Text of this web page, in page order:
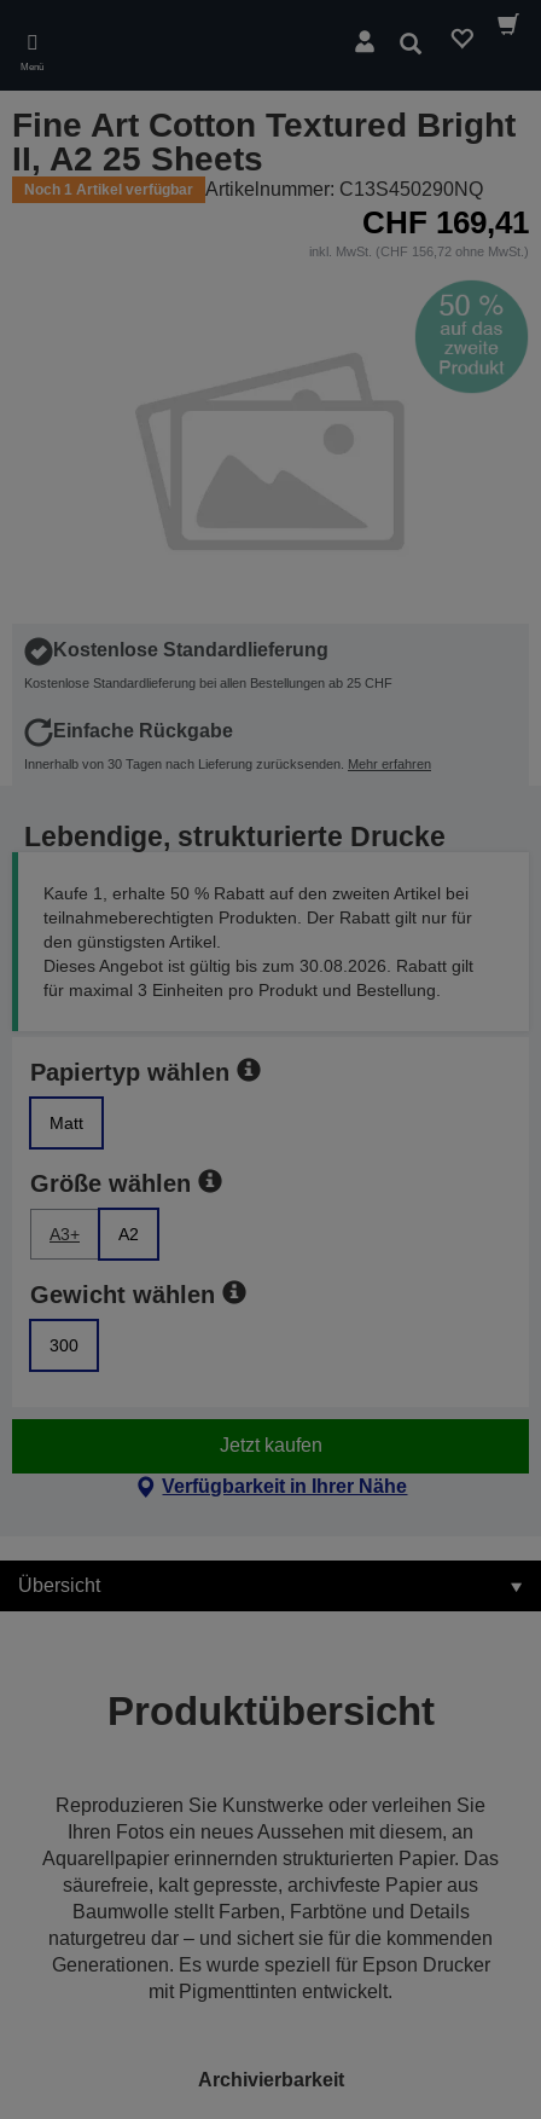
main
content
Menü
Suchen
Fine Art Cotton Textured Bright
II, A2 25 Sheets
Noch 1 Artikel verfügbar Artikelnummer: C13S450290NQ
CHF 169,41
inkl. MwSt. (CHF 156,72 ohne MwSt.)
Kostenlose Standardlieferung
Kostenlose Standardlieferung bei allen Bestellungen ab 25 CHF
Einfache Rückgabe
Innerhalb von 30 Tagen nach Lieferung zurücksenden. Mehr erfahren
Lebendige, strukturierte Drucke
Kaufe 1, erhalte 50 % Rabatt auf den zweiten Artikel bei
teilnahmeberechtigten Produkten. Der Rabatt gilt nur für
den günstigsten Artikel.
Dieses Angebot ist gültig bis zum 30.08.2026. Rabatt gilt
für maximal 3 Einheiten pro Produkt und Bestellung.
Papiertyp wählen
Matt
Größe wählen
A3+ A2
Gewicht wählen
300
Jetzt kaufen
Verfügbarkeit in Ihrer Nähe
Übersicht
Produktübersicht
Reproduzieren Sie Kunstwerke oder verleihen Sie
Ihren Fotos ein neues Aussehen mit diesem, an
Aquarellpapier erinnernden strukturierten Papier. Das
säurefreie, kalt gepresste, archivfeste Papier aus
Baumwolle stellt Farben, Farbtöne und Details
naturgetreu dar – und sichert sie für die kommenden
Generationen. Es wurde speziell für Epson Drucker
mit Pigmenttinten entwickelt.
Archivierbarkeit